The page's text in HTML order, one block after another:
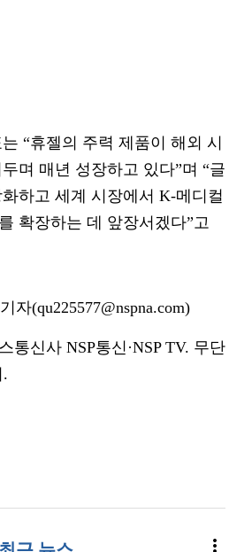
“휴젤의 주력 제품이 해외 시
며 매년 성장하고 있다”며 “글
하고 세계 시장에서 K-메디컬
확장하는 데 앞장서겠다”고
자(qu225577@nspna.com)
신사 NSP통신·NSP TV. 무단
more_vert